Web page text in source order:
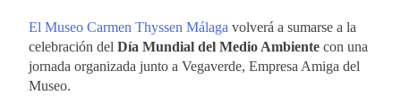
El Museo Carmen Thyssen Málaga volverá a sumarse a la
celebración del Día Mundial del Medio Ambiente con una
jornada organizada junto a Vegaverde, Empresa Amiga del
Museo.